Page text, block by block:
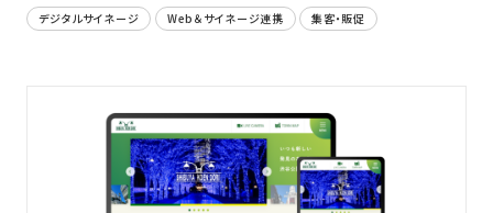
デジタルサイネージ Web＆サイネージ連携 集客・販促